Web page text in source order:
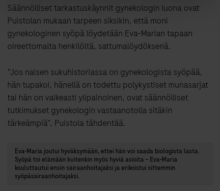
Säännölliset tarkastuskäynnit gynekologin luona ovat
Puistolan mukaan tarpeen siksikin, että moni
gynekologinen syöpä löydetään Eva-Marian tapaan
oireettomalta henkilöltä, sattumalöydöksenä.
”Jos naisen sukuhistoriassa on gynekologista syöpää,
hän tupakoi, hänellä on todettu polykystiset munasarjat
tai hän on vaikeasti ylipainoinen, ovat säännölliset
tutkimukset gynekologin vastaanotolla sitäkin
tärkeämpiä”, Puistola tähdentää.
Eva-Maria joutui hyväksymään, ettei hän voi saada biologista lasta.
Syöpä toi elämään kuitenkin myös hyviä asioita – Eva-Maria
kouluttautui ensin sairaanhoitajaksi ja erikoistui sittemmin
syöpäsairaanhoitajaksi.